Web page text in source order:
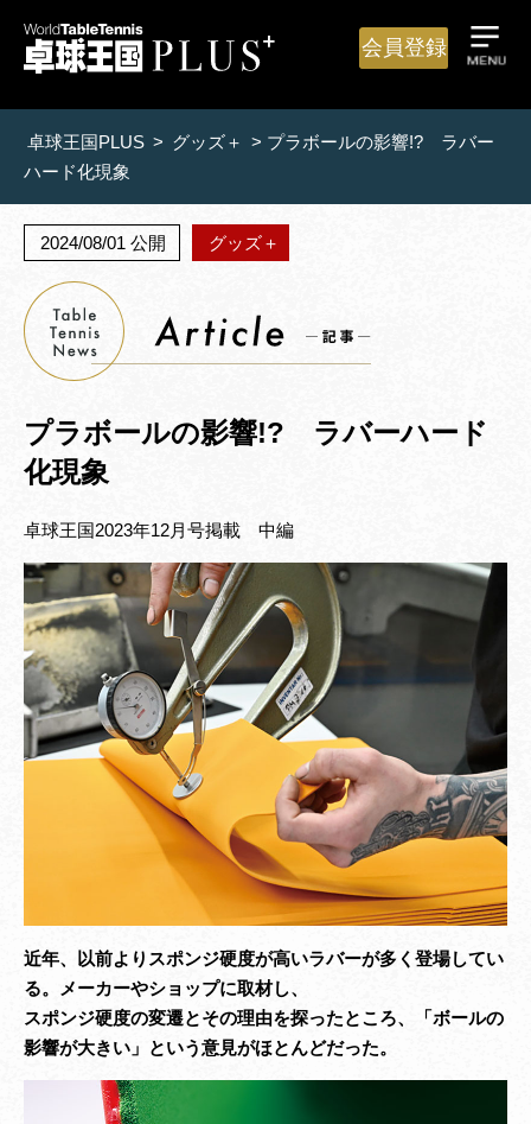
会員登録
卓球王国PLUS > グッズ＋ > プラボールの影響!? ラバー
ハード化現象
2024/08/01 公開 グッズ＋
プラボールの影響!? ラバーハード
化現象
卓球王国2023年12月号掲載 中編
近年、以前よりスポンジ硬度が高いラバーが多く登場してい
る。メーカーやショップに取材し、
スポンジ硬度の変遷とその理由を探ったところ、「ボールの
影響が大きい」という意見がほとんどだった。